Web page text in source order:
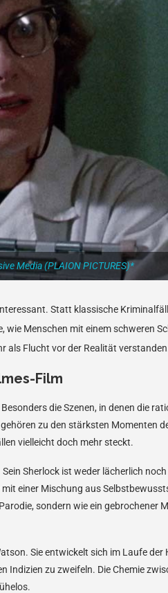
Media (PLAION PICTURES)*
Statt klassische
wie Menschen mit einem schweren
als Flucht vor der Realität
Film
die Szenen, in denen die
zu den stärksten Momenten
vielleicht doch mehr steckt.
Sherlock ist weder lächerlich
einer Mischung aus
sondern wie ein gebrochener
Sie entwickelt sich im Laufe
Indizien zu zweifeln. Die Chemie